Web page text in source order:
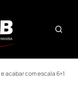
acabar com escala 6×1